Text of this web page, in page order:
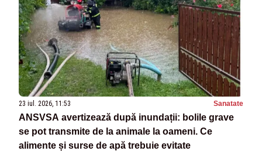
23 iul. 2026, 11:53 Sanatate
ANSVSA avertizează după inundații: bolile grave
se pot transmite de la animale la oameni. Ce
alimente și surse de apă trebuie evitate